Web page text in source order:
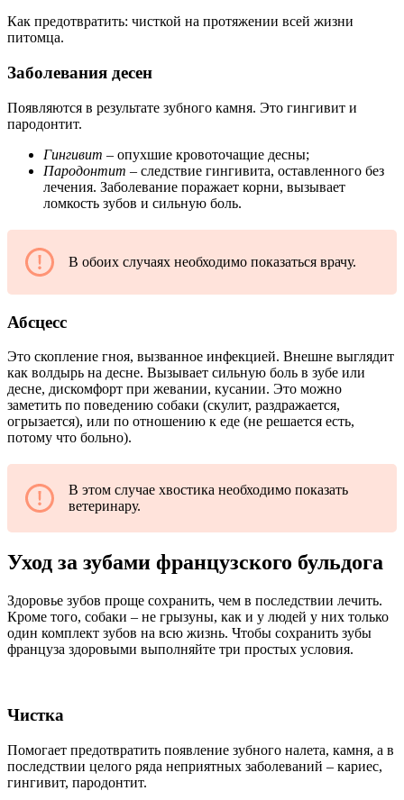
Как предотвратить: чисткой на протяжении всей жизни
питомца.
Заболевания десен
Появляются в результате зубного камня. Это гингивит и
пародонтит.
Гингивит ‒ опухшие кровоточащие десны;
Пародонтит ‒ следствие гингивита, оставленного без
лечения. Заболевание поражает корни, вызывает
ломкость зубов и сильную боль.
В обоих случаях необходимо показаться врачу.
Абсцесс
Это скопление гноя, вызванное инфекцией. Внешне выглядит
как волдырь на десне. Вызывает сильную боль в зубе или
десне, дискомфорт при жевании, кусании. Это можно
заметить по поведению собаки (скулит, раздражается,
огрызается), или по отношению к еде (не решается есть,
потому что больно).
В этом случае хвостика необходимо показать
ветеринару.
Уход за зубами французского бульдога
Здоровье зубов проще сохранить, чем в последствии лечить.
Кроме того, собаки – не грызуны, как и у людей у них только
один комплект зубов на всю жизнь. Чтобы сохранить зубы
француза здоровыми выполняйте три простых условия.
Чистка
Помогает предотвратить появление зубного налета, камня, а в
последствии целого ряда неприятных заболеваний – кариес,
гингивит, пародонтит.